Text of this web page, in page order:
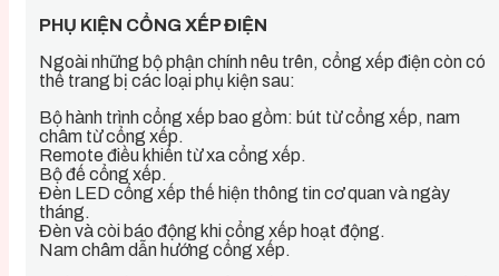
PHỤ KIỆN CỔNG XẾP ĐIỆN
Ngoài những bộ phận chính nêu trên, cổng xếp điện còn có
thể trang bị các loại phụ kiện sau:
Bộ hành trình cổng xếp bao gồm: bút từ cổng xếp, nam
châm từ cổng xếp.
Remote điều khiển từ xa cổng xếp.
Bộ đế cổng xếp.
Đèn LED cổng xếp thế hiện thông tin cơ quan và ngày
tháng.
Đèn và còi báo động khi cổng xếp hoạt động.
Nam châm dẫn hướng cổng xếp.